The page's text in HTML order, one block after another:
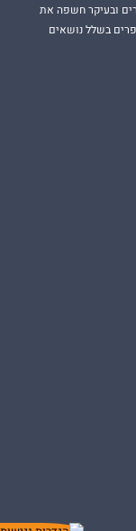
ובעיקר חשפה את
בשלל נושאים